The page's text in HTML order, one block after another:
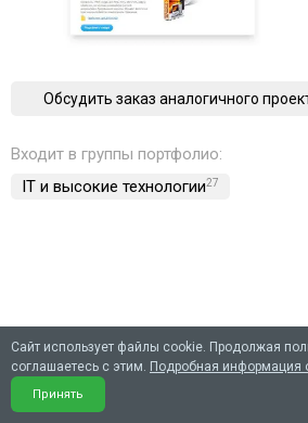
Обсудить заказ аналогичного
Входит в группы портфолио:
IT и высокие технологии27
Сайт использует файлы cookie. Продолжая
соглашаетесь с этим. Подробная информация
Принять